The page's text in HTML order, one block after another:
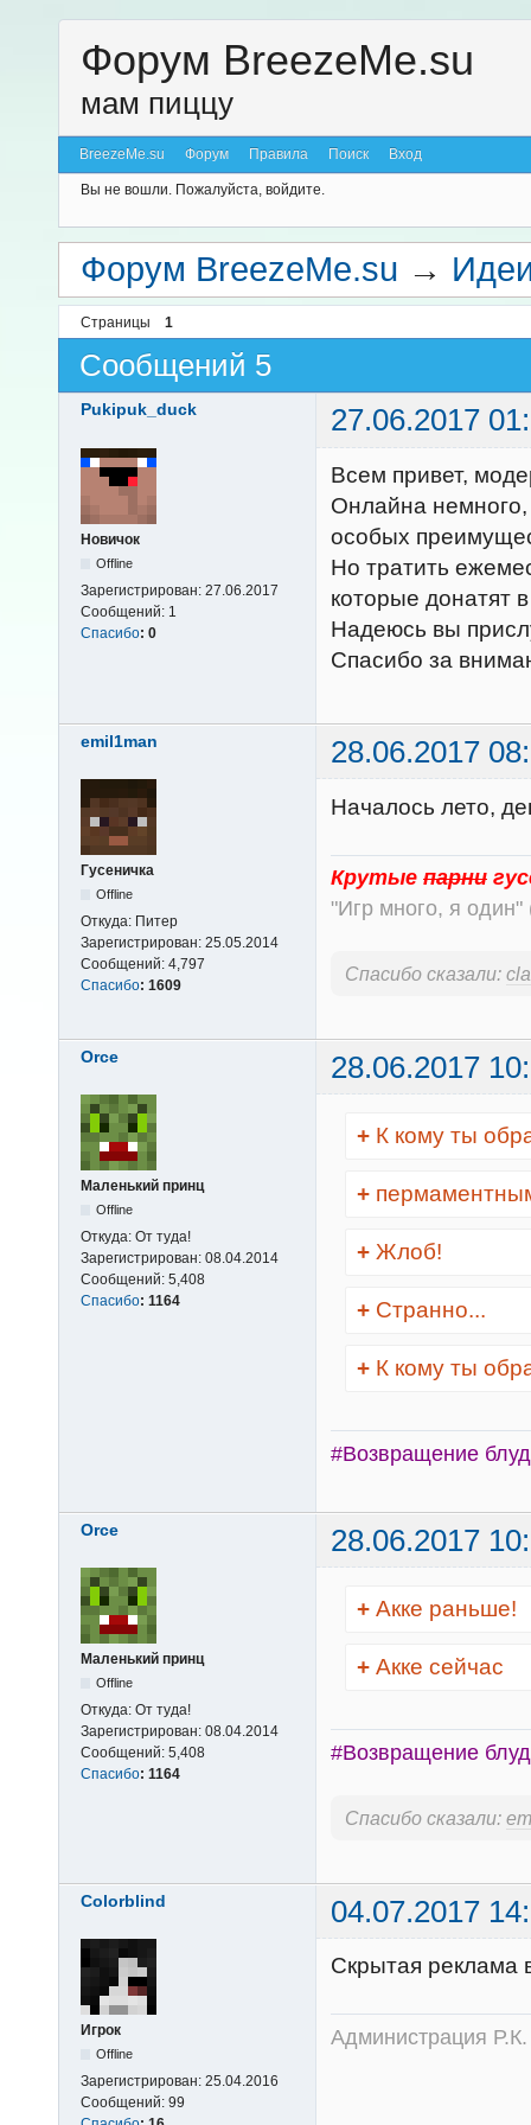
Форум BreezeMe.su
мам пиццу
BreezeMe.su Форум Правила Поиск Вход
Вы не вошли. Пожалуйста, войдите.
Форум BreezeMe.su →
Страницы 1
Сообщений 5
Pukipuk_duck 27.06.2017
Новичок
Offline
Зарегистрирован: 27.06.2017
Сообщений: 1
Спасибо: 0
Всем привет,
Онлайна
особых
Но тратить
которые донатят
Надеюсь вы
Спасибо за
emil1man 28.06.2017
Гусеничка
Offline
Откуда: Питер
Зарегистрирован: 25.05.2014
Сообщений: 4,797
Спасибо: 1609
Началось лето,
Крутые парни
"Игр много, я один"
Спасибо сказали:
Orce 28.06.2017
Маленький принц
Offline
Откуда: От туда!
Зарегистрирован: 08.04.2014
Сообщений: 5,408
Спасибо: 1164
+ К кому ты
+
+ Жлоб!
+ Странно...
+ К кому ты
#Возвращение
Orce 28.06.2017
Маленький принц
Offline
Откуда: От туда!
Зарегистрирован: 08.04.2014
Сообщений: 5,408
Спасибо: 1164
+ Акке раньше!
+ Акке сейчас
#Возвращение
Спасибо сказали:
Colorblind 04.07.2017
Игрок
Offline
Зарегистрирован: 25.04.2016
Сообщений: 99
Скрытая реклама
Администрация Р.К.